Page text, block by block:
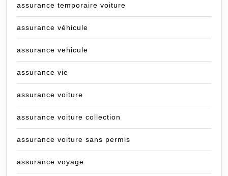
assurance temporaire voiture
assurance véhicule
assurance vehicule
assurance vie
assurance voiture
assurance voiture collection
assurance voiture sans permis
assurance voyage